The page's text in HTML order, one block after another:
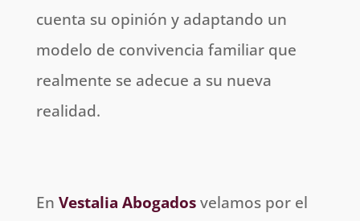
cuenta su opinión y adaptando un
modelo de convivencia familiar que
realmente se adecue a su nueva
realidad.
En Vestalia Abogadosvelamos por el